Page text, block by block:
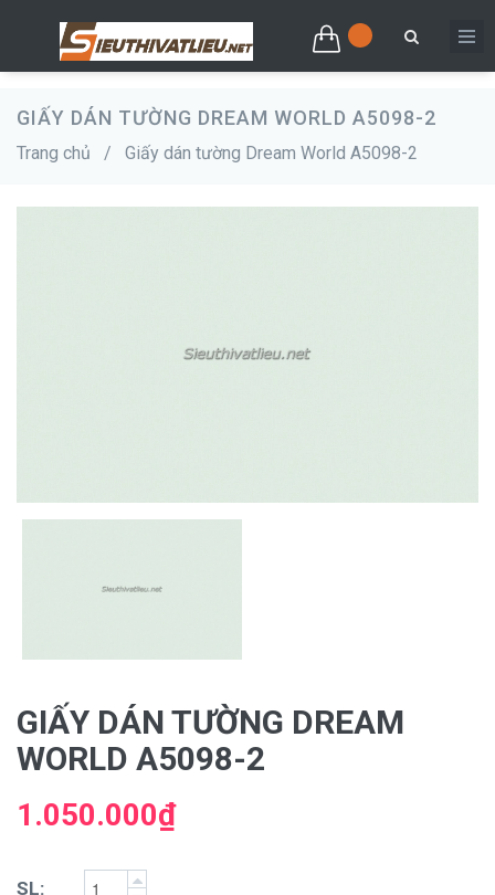
GIẤY DÁN TƯỜNG DREAM WORLD A5098-2
Trang chủ / Giấy dán tường Dream World A5098-2
GIẤY DÁN TƯỜNG DREAM
WORLD A5098-2
1.050.000₫
SL: